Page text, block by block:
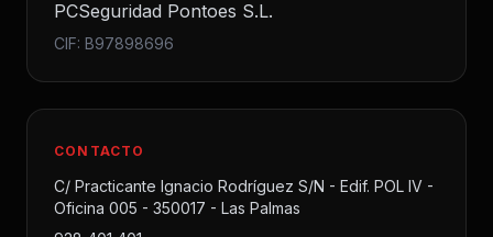
PCSeguridad Pontoes S.L.
CIF: B97898696
CONTACTO
C/ Practicante Ignacio Rodríguez S/N - Edif. POL IV -
Oficina 005 - 350017 - Las Palmas